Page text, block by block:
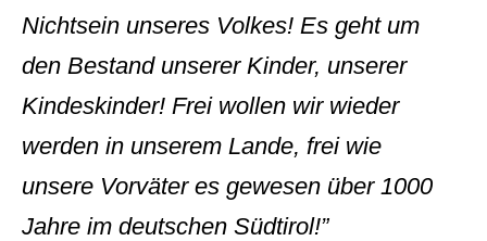
Nichtsein unseres Volkes! Es geht um
den Bestand unserer Kinder, unserer
Kindeskinder! Frei wollen wir wieder
werden in unserem Lande, frei wie
unsere Vorväter es gewesen über 1000
Jahre im deutschen Südtirol!”